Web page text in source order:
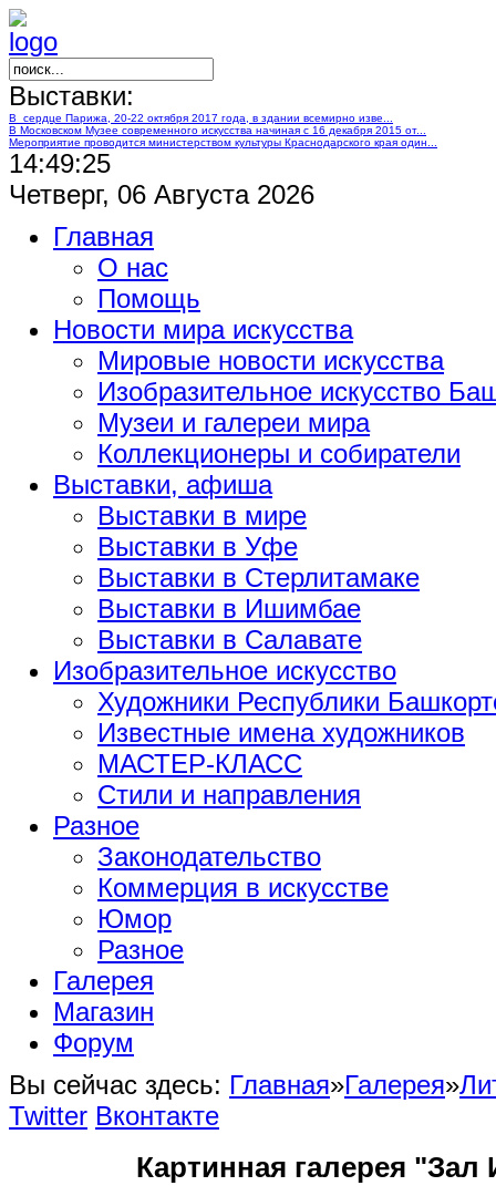
Выставки:
В сердце Парижа, 20-22 октября 2017 года, в здании всемирно изве...
В Московском Музее современного искусства начиная с 16 декабря 2015 от...
Мероприятие проводится министерством культуры Краснодарского края один...
14:49:25
Четверг, 06 Августа 2026
Главная
О нас
Помощь
Новости мира искусства
Мировые новости искусства
Изобразительное искусство
Музеи и галереи мира
Коллекционеры и собиратели
Выставки, афиша
Выставки в мире
Выставки в Уфе
Выставки в Стерлитамаке
Выставки в Ишимбае
Выставки в Салавате
Изобразительное искусство
Художники Республики
Известные имена художников
МАСТЕР-КЛАСС
Стили и направления
Разное
Законодательство
Коммерция в искусстве
Юмор
Разное
Галерея
Магазин
Форум
Вы сейчас здесь: Главная»Галерея»
Twitter Вконтакте
Картинная галерея "Зал